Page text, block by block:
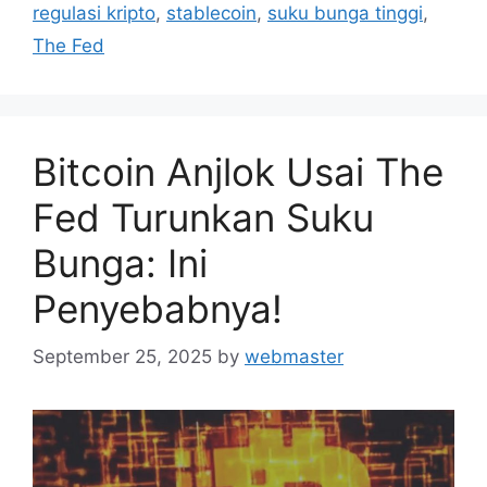
regulasi kripto, stablecoin, suku bunga tinggi,
The Fed
Bitcoin Anjlok Usai The
Fed Turunkan Suku
Bunga: Ini
Penyebabnya!
September 25, 2025 by webmaster